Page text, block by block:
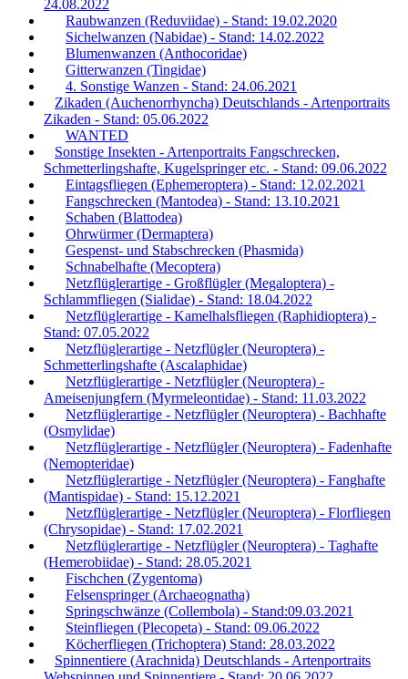
24.08.2022
Raubwanzen (Reduviidae) - Stand: 19.02.2020
Sichelwanzen (Nabidae) - Stand: 14.02.2022
Blumenwanzen (Anthocoridae)
Gitterwanzen (Tingidae)
4. Sonstige Wanzen - Stand: 24.06.2021
Zikaden (Auchenorrhyncha) Deutschlands - Artenportraits
Zikaden - Stand: 05.06.2022
WANTED
Sonstige Insekten - Artenportraits Fangschrecken,
Schmetterlingshafte, Kugelspringer etc. - Stand: 09.06.2022
Eintagsfliegen (Ephemeroptera) - Stand: 12.02.2021
Fangschrecken (Mantodea) - Stand: 13.10.2021
Schaben (Blattodea)
Ohrwürmer (Dermaptera)
Gespenst- und Stabschrecken (Phasmida)
Schnabelhafte (Mecoptera)
Netzflüglerartige - Großflügler (Megaloptera) -
Schlammfliegen (Sialidae) - Stand: 18.04.2022
Netzflüglerartige - Kamelhalsfliegen (Raphidioptera) -
Stand: 07.05.2022
Netzflüglerartige - Netzflügler (Neuroptera) -
Schmetterlingshafte (Ascalaphidae)
Netzflüglerartige - Netzflügler (Neuroptera) -
Ameisenjungfern (Myrmeleontidae) - Stand: 11.03.2022
Netzflüglerartige - Netzflügler (Neuroptera) - Bachhafte
(Osmylidae)
Netzflüglerartige - Netzflügler (Neuroptera) - Fadenhafte
(Nemopteridae)
Netzflüglerartige - Netzflügler (Neuroptera) - Fanghafte
(Mantispidae) - Stand: 15.12.2021
Netzflüglerartige - Netzflügler (Neuroptera) - Florfliegen
(Chrysopidae) - Stand: 17.02.2021
Netzflüglerartige - Netzflügler (Neuroptera) - Taghafte
(Hemerobiidae) - Stand: 28.05.2021
Fischchen (Zygentoma)
Felsenspringer (Archaeognatha)
Springschwänze (Collembola) - Stand:09.03.2021
Steinfliegen (Plecopeta) - Stand: 09.06.2022
Köcherfliegen (Trichoptera) Stand: 28.03.2022
Spinnentiere (Arachnida) Deutschlands - Artenportraits